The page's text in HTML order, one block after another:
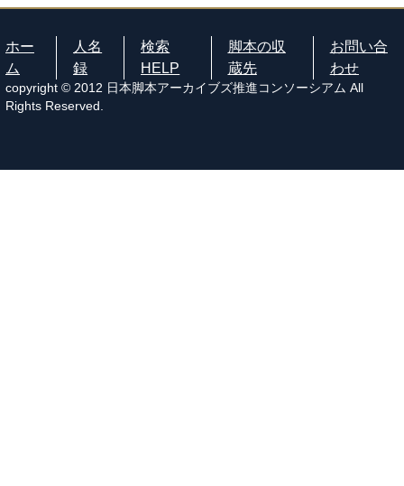
ホー
ム
人名
録
検索
HELP
脚本の収
蔵先
お問い合
わせ
copyright © 2012 日本脚本アーカイブズ推進コンソーシアム All
Rights Reserved.